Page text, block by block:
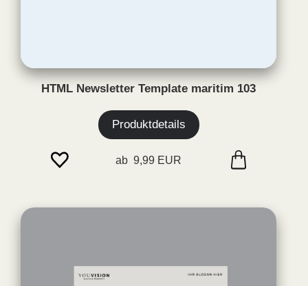
HTML Newsletter Template maritim 103
Produktdetails
ab 9,99 EUR